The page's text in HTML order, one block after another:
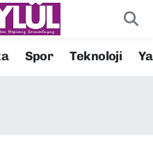
Spor Teknoloji